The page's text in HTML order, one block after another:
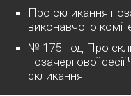
Про скликання
виконавчого
№ 175 - од Про
позачергової
скликання